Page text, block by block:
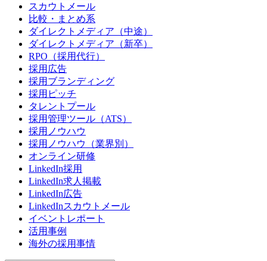
スカウトメール
比較・まとめ系
ダイレクトメディア（中途）
ダイレクトメディア（新卒）
RPO（採用代行）
採用広告
採用ブランディング
採用ピッチ
タレントプール
採用管理ツール（ATS）
採用ノウハウ
採用ノウハウ（業界別）
オンライン研修
LinkedIn採用
LinkedIn求人掲載
LinkedIn広告
LinkedInスカウトメール
イベントレポート
活用事例
海外の採用事情